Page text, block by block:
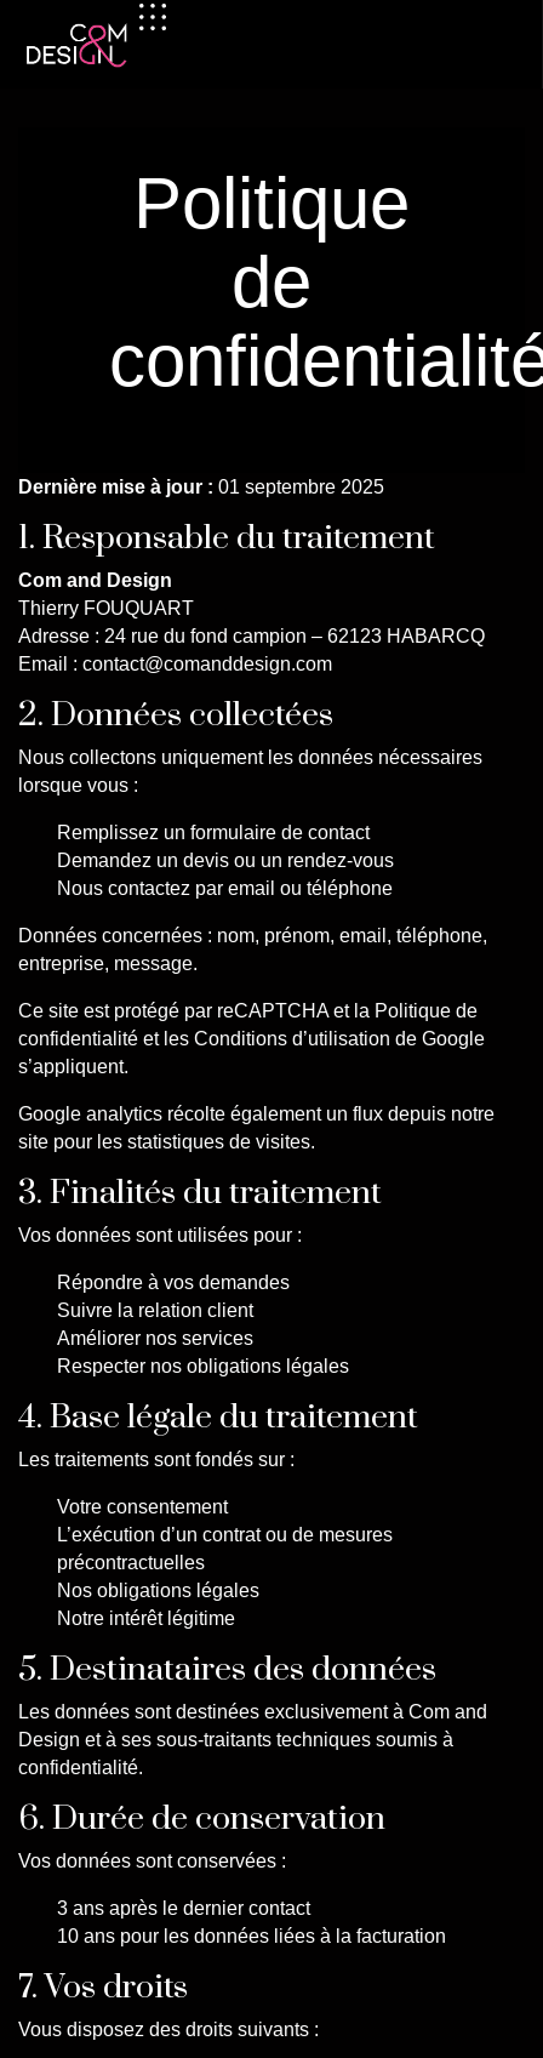
Politique
de
Dernière mise à jour : 01 septembre 2025
1. Responsable du traitement
Com and Design
Thierry FOUQUART
Adresse : 24 rue du fond campion – 62123 HABARCQ
Email : contact@comanddesign.com
2. Données collectées
Nous collectons uniquement les données nécessaires
lorsque vous :
Remplissez un formulaire de contact
Demandez un devis ou un rendez-vous
Nous contactez par email ou téléphone
Données concernées : nom, prénom, email, téléphone,
entreprise, message.
Ce site est protégé par reCAPTCHA et la Politique de
confidentialité et les Conditions d’utilisation de Google
s’appliquent.
Google analytics récolte également un flux depuis notre
site pour les statistiques de visites.
3. Finalités du traitement
Vos données sont utilisées pour :
Répondre à vos demandes
Suivre la relation client
Améliorer nos services
Respecter nos obligations légales
4. Base légale du traitement
Les traitements sont fondés sur :
Votre consentement
L’exécution d’un contrat ou de mesures
précontractuelles
Nos obligations légales
Notre intérêt légitime
5. Destinataires des données
Les données sont destinées exclusivement à Com and
Design et à ses sous-traitants techniques soumis à
confidentialité.
6. Durée de conservation
Vos données sont conservées :
3 ans après le dernier contact
10 ans pour les données liées à la facturation
7. Vos droits
Vous disposez des droits suivants :